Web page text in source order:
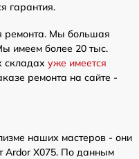
гарантия.
ремонта. Мы большая
имеем более 20 тыс.
складах уже имеется
ремонта на сайте -
наших мастеров - они
Ardor X075. По данным